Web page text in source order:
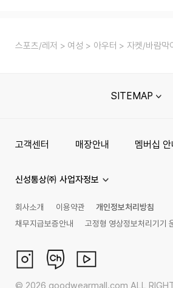
스포츠/레저 여성 아우터 자켓/바람막
SITEMAP
고객센터 매장안내 멤버십 안
신성통상㈜ 사업자정보
회사소개 이용약관
개인정보처리방침
채무지급보증안내
고정형 영상정보처리기기